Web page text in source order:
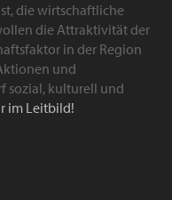
die wirtschaftliche
die Attraktivität der
in der Region
und
sozial, kulturell und
im Leitbild!